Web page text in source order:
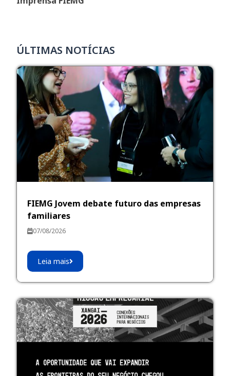
ÚLTIMAS NOTÍCIAS
FIEMG Jovem debate futuro das empresas
familiares
07/08/2026
Leia mais